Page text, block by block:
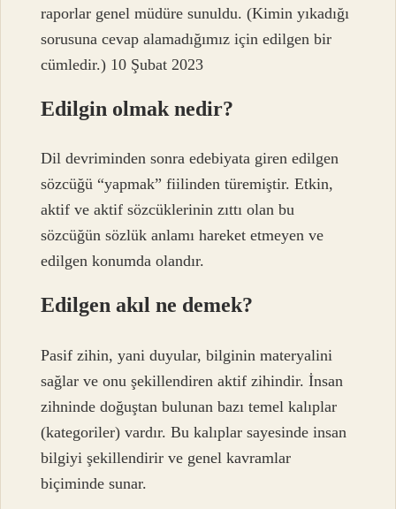
raporlar genel müdüre sunuldu. (Kimin yıkadığı
sorusuna cevap alamadığımız için edilgen bir
cümledir.) 10 Şubat 2023
Edilgin olmak nedir?
Dil devriminden sonra edebiyata giren edilgen
sözcüğü “yapmak” fiilinden türemiştir. Etkin,
aktif ve aktif sözcüklerinin zıttı olan bu
sözcüğün sözlük anlamı hareket etmeyen ve
edilgen konumda olandır.
Edilgen akıl ne demek?
Pasif zihin, yani duyular, bilginin materyalini
sağlar ve onu şekillendiren aktif zihindir. İnsan
zihninde doğuştan bulunan bazı temel kalıplar
(kategoriler) vardır. Bu kalıplar sayesinde insan
bilgiyi şekillendirir ve genel kavramlar
biçiminde sunar.